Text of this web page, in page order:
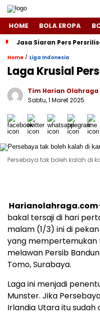
HOME BOLA EROPA
Jasa Siaran Pers
Home / Liga Indonesia
Laga Krusial
Tim Harian Olahraga
Sabtu, 1 Maret 2025
Persebaya tak boleh kalah di
Harianolahraga.com
bakal tersaji di hari
malam (1/3) ini di
yang mempertemukan
melawan Persib
Tomo, Surabaya.
Laga ini menjadi
Munster. Jika
Irlandia Utara itu